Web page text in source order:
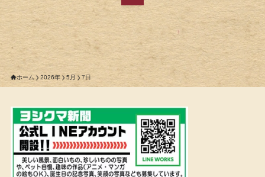
ホーム 2026年 5月 7日